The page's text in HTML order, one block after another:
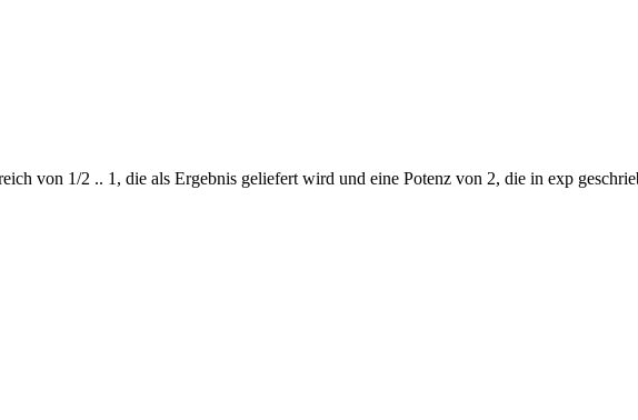
von 1/2 .. 1, die als Ergebnis geliefert wird und eine Potenz von 2, die in exp